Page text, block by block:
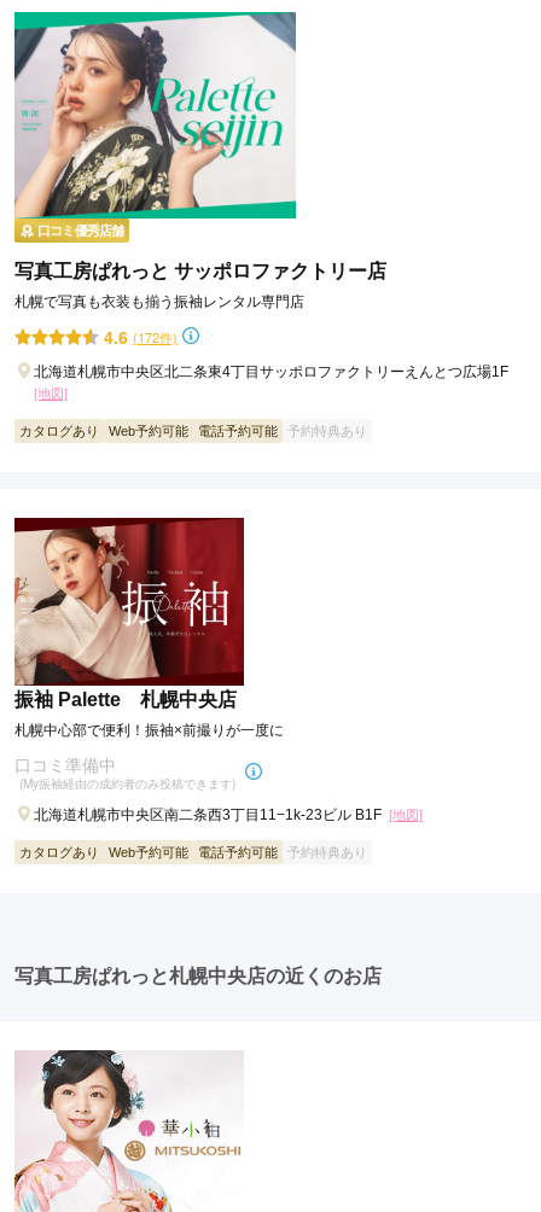
口コミ優秀店舗
写真工房ぱれっと サッポロファクトリー店
札幌で写真も衣装も揃う振袖レンタル専門店
4.6 (172件)
北海道札幌市中央区北二条東4丁目サッポロファクトリーえんとつ広場1F
[地図]
カタログあり Web予約可能 電話予約可能 予約特典あり
振袖 Palette 札幌中央店
札幌中心部で便利！振袖×前撮りが一度に
口コミ準備中
(My振袖経由の成約者のみ投稿できます)
北海道札幌市中央区南二条西3丁目11−1k-23ビル B1F [地図]
カタログあり Web予約可能 電話予約可能 予約特典あり
写真工房ぱれっと札幌中央店の近くのお店